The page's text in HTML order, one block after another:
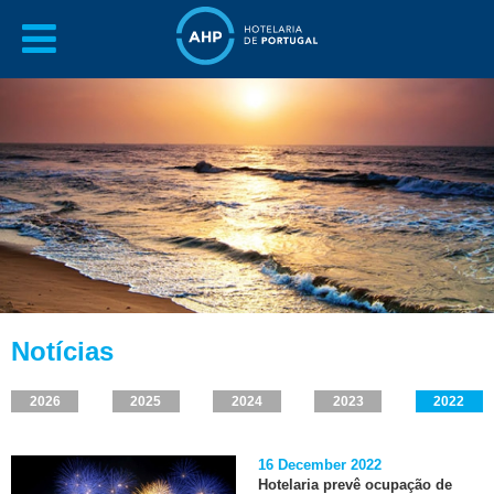
Notícias
2026 2025 2024 2023 2022
16 December 2022
Hotelaria prevê ocupação de